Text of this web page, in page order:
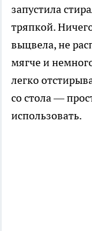
запустила
тряпкой.
выцвела, не
мягче и
легко
со стола —
использовать.